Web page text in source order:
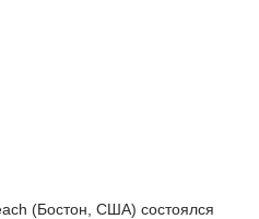
(Бостон, США) состоялся